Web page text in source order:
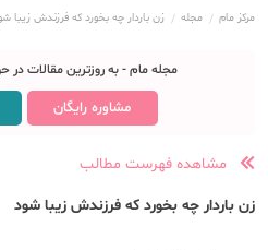
مرکز مام مجله زن باردار چه بخورد که فرزندش زیبا
مجله مام - به روزترین مقالات در
مشاوره رایگان
مشاهده فهرست مطالب
زن باردار چه بخورد که فرزندش زیبا شود